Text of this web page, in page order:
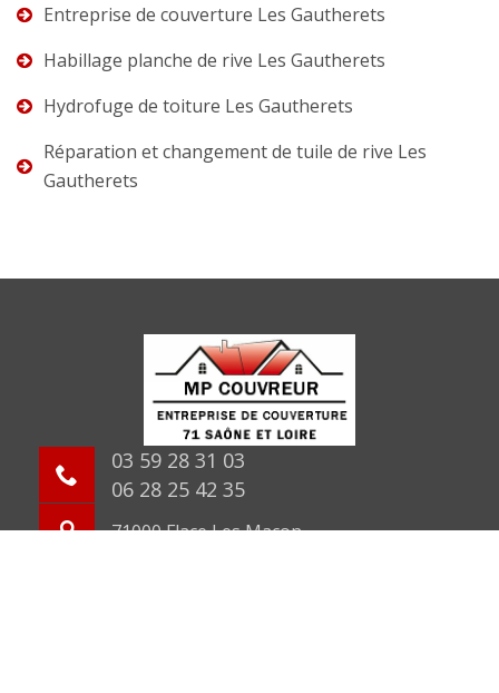
Entreprise de couverture Les Gautherets
Habillage planche de rive Les Gautherets
Hydrofuge de toiture Les Gautherets
Réparation et changement de tuile de rive Les
Gautherets
03 59 28 31 03
06 28 25 42 35
71000 Flace Les Macon